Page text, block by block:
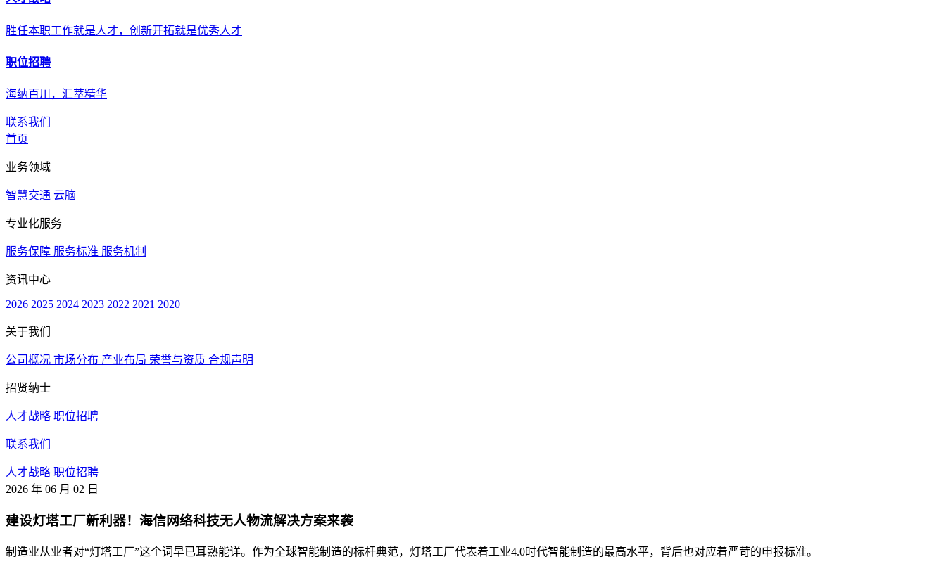
胜任本职工作就是人才，创新开拓就是优秀人才
职位招聘
海纳百川，汇萃精华
联系我们
首页
业务领域
智慧交通 云脑
专业化服务
服务保障 服务标准 服务机制
资讯中心
2026 2025 2024 2023 2022 2021 2020
关于我们
公司概况 市场分布 产业布局 荣誉与资质 合规声明
招贤纳士
人才战略 职位招聘
联系我们
人才战略 职位招聘
2026 年 06 月 02 日
建设灯塔工厂新利器！海信网络科技无人物流解决方案来袭
制造业从业者对“灯塔工厂”这个词早已耳熟能详。作为全球智能制造的标杆典范，灯塔工厂代表着工业4.0时代智能制造的最高水平，背后也对应着严苛的申报标准。